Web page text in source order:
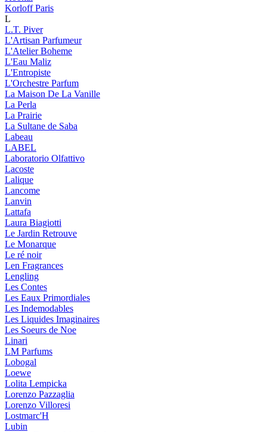
Korloff Paris
L
L.T. Piver
L'Artisan Parfumeur
L'Atelier Boheme
L'Eau Maliz
L'Entropiste
L'Orchestre Parfum
La Maison De La Vanille
La Perla
La Prairie
La Sultane de Saba
Labeau
LABEL
Laboratorio Olfattivo
Lacoste
Lalique
Lancome
Lanvin
Lattafa
Laura Biagiotti
Le Jardin Retrouve
Le Monarque
Le ré noir
Len Fragrances
Lengling
Les Contes
Les Eaux Primordiales
Les Indemodables
Les Liquides Imaginaires
Les Soeurs de Noe
Linari
LM Parfums
Lobogal
Loewe
Lolita Lempicka
Lorenzo Pazzaglia
Lorenzo Villoresi
Lostmarc'H
Lubin